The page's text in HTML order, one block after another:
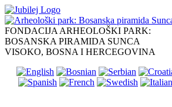
Skip
to
content
FONDACIJA ARHEOLOŠKI PARK:
BOSANSKA PIRAMIDA SUNCA
VISOKO, BOSNA I HERCEGOVINA